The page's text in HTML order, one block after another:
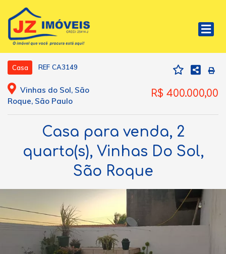
Casa REF CA3149
Vinhas do Sol, São
Roque, São Paulo
R$ 400.000,00
Casa para venda, 2
quarto(s), Vinhas Do Sol,
São Roque